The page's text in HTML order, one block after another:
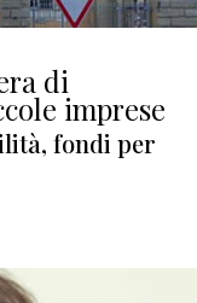
di
imprese
fondi per